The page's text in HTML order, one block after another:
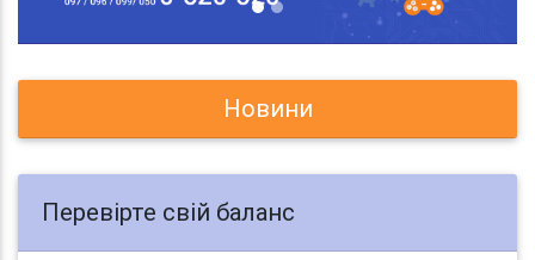
Новини
Перевірте свій баланс